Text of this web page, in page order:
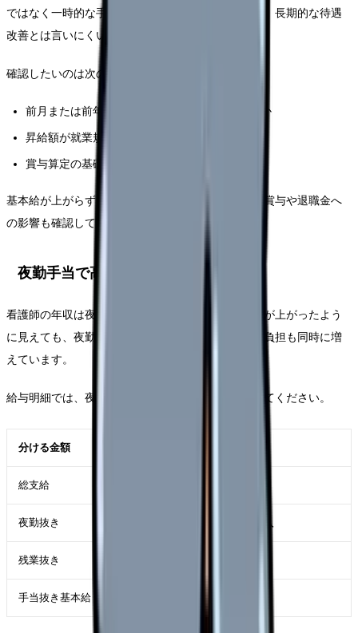
ではなく一時的な手当や夜勤回数で増えている場合、長期的な待遇
改善とは言いにくいことがあります。
確認したいのは次の3つです。
前月または前年同月と比べて基本給が上がったか
昇給額が就業規則や給与規程と合っているか
賞与算定の基礎に基本給が使われるか
基本給が上がらず、手当だけが増えている場合は、賞与や退職金へ
の影響も確認してください。
夜勤手当で高く見えていないか
看護師の年収は夜勤手当で大きく変わります。年収が上がったよう
に見えても、夜勤回数が増えているだけなら、体力負担も同時に増
えています。
給与明細では、夜勤手当を抜いた金額を一度計算してください。
分ける金額
総支給
夜勤抜き
残業抜き
手当抜き基本給